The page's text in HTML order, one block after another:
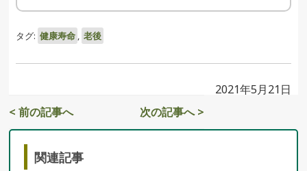
タグ: 健康寿命 , 老後
2021年5月21日
< 前の記事へ
次の記事へ >
関連記事